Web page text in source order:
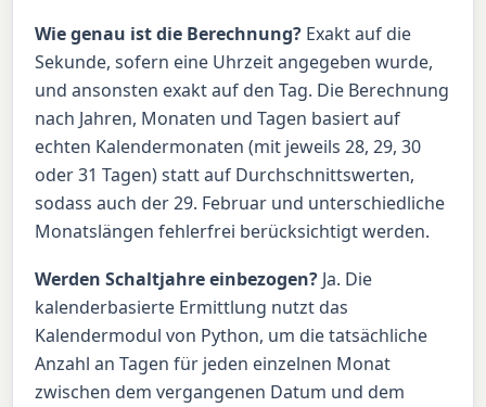
Wie genau ist die Berechnung? Exakt auf die
Sekunde, sofern eine Uhrzeit angegeben wurde,
und ansonsten exakt auf den Tag. Die Berechnung
nach Jahren, Monaten und Tagen basiert auf
echten Kalendermonaten (mit jeweils 28, 29, 30
oder 31 Tagen) statt auf Durchschnittswerten,
sodass auch der 29. Februar und unterschiedliche
Monatslängen fehlerfrei berücksichtigt werden.
Werden Schaltjahre einbezogen? Ja. Die
kalenderbasierte Ermittlung nutzt das
Kalendermodul von Python, um die tatsächliche
Anzahl an Tagen für jeden einzelnen Monat
zwischen dem vergangenen Datum und dem